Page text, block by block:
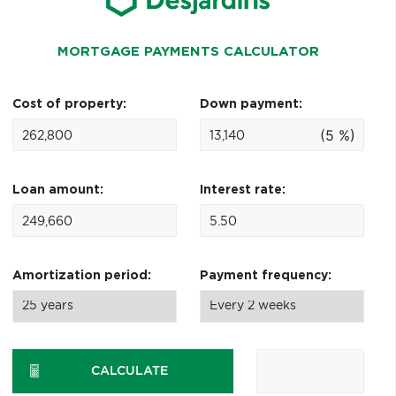
MORTGAGE PAYMENTS CALCULATOR
Cost of property: Down payment:
(5 %)
Loan amount: Interest rate:
Amortization period: Payment frequency:
CALCULATE